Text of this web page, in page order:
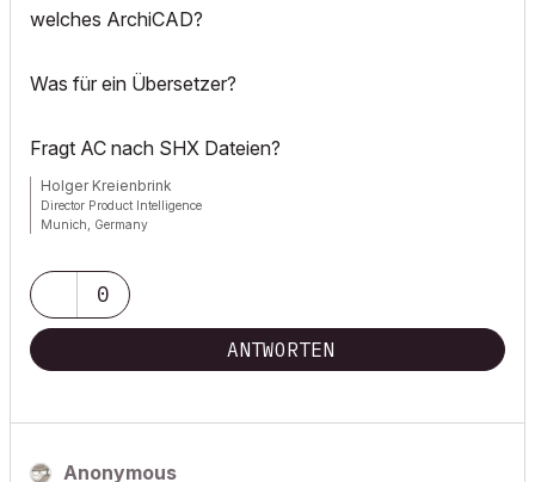
welches ArchiCAD?
Was für ein Übersetzer?
Fragt AC nach SHX Dateien?
Holger Kreienbrink
Director Product Intelligence
Munich, Germany
0
ANTWORTEN
Anonymous